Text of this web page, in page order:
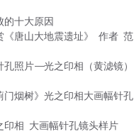
的十大原因
《唐山大地震遗址》 作者 范
照片——光之印相（黄滤镜）
门烟树》光之印相大画幅针孔
印相 大画幅针孔镜头样片